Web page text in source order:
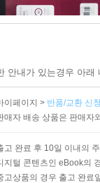
안내가 있는경우 아
이페이지 > 반품/교환 신
매자 배송 상품은 판매자
고 완료 후 10일 이내의
지털 콘텐츠인 eBook의
고상품의 경우 출고 완료